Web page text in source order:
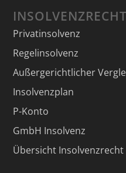
INSOLVENZRECHT
Privatinsolvenz
Regelinsolvenz
Außergerichtlicher
Insolvenzplan
P-Konto
GmbH Insolvenz
Übersicht Insolvenzrecht